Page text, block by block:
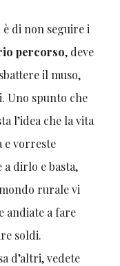
di non seguire i
percorso, deve
il muso,
Uno spunto che
l’idea che la vita
e vorreste
dirlo e basta,
rurale vi
andiate a fare
soldi.
d’altri, vedete